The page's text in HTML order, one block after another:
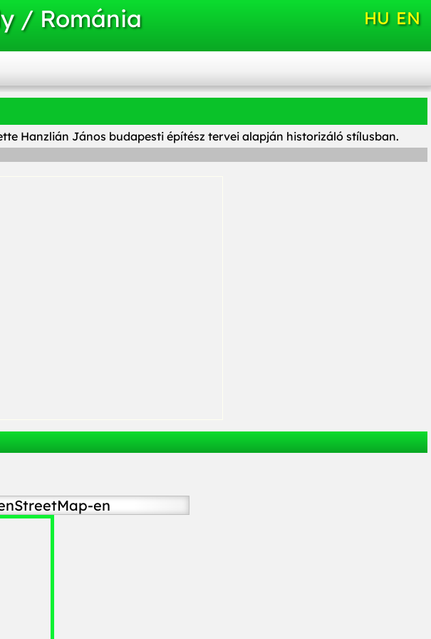
/ Románia HU EN
Hanzlián János budapesti építész tervei alapján historizáló stílusban.
en